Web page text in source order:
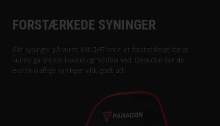
FORSTÆRKEDE SYNINGER
Alle syninger på vores KNIGHT serie er forstærkede for at
kunne garantere levetid og holdbarhed. Desuden ser de
ekstra kraftige syninger vildt godt ud!